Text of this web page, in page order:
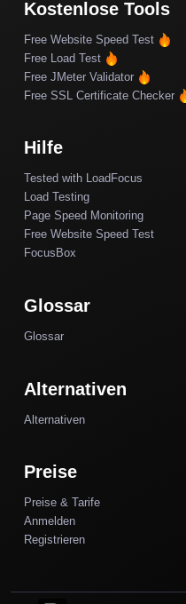
Kostenlose Tools
Free Website Speed Test
Free Load Test
Free JMeter Validator
Free SSL Certificate Checker
Hilfe
Tested with LoadFocus
Load Testing
Page Speed Monitoring
Free Website Speed Test
FocusBox
Glossar
Glossar
Alternativen
Alternativen
Preise
Preise & Tarife
Anmelden
Registrieren